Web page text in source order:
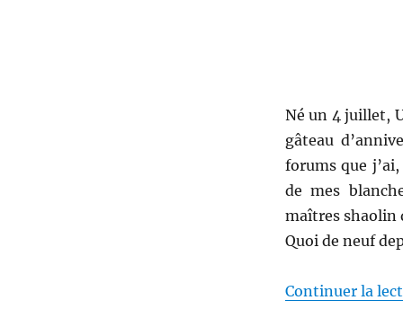
Né un 4 juillet,
gâteau
forums que
de mes
maîtres shaolin
Quoi de neuf
Continuer la